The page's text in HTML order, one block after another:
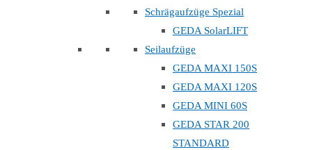
Schrägaufzüge Spezial
GEDA SolarLIFT
Seilaufzüge
GEDA MAXI 150S
GEDA MAXI 120S
GEDA MINI 60S
GEDA STAR 200
STANDARD